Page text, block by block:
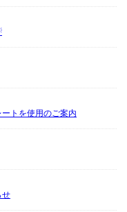
トを使用のご案内
せ